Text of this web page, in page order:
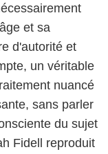
et sa
d'autorité et
un véritable
nuancé
sans parler
du sujet
Fidell reproduit